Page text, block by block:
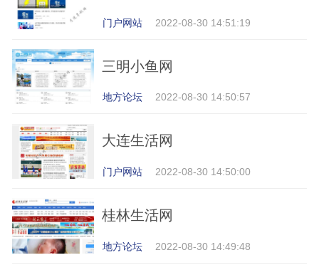
门户网站 2022-08-30 14:51:19
三明小鱼网
地方论坛 2022-08-30 14:50:57
大连生活网
门户网站 2022-08-30 14:50:00
桂林生活网
地方论坛 2022-08-30 14:49:48